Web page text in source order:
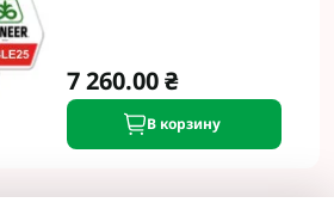
7 260.00 ₴
В корзину